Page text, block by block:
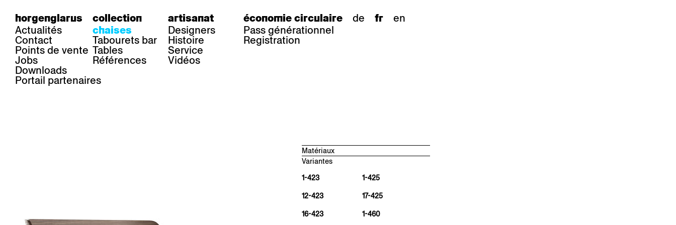
horgenglarus
Actualités
Contact
Points de vente
Jobs
Downloads
Portail partenaires
collection
chaises
Tabourets bar
Tables
Références
artisanat
Designers
Histoire
Service
Vidéos
économie circulaire
Pass générationnel
Registration
de fr en
Matériaux
BN 000 AM
Chêne naturel, mat antique
EN 000 AM
Noyer noir naturel, mat antique
Variantes
1-423
1-425
12-423
17-425
16-423
1-460